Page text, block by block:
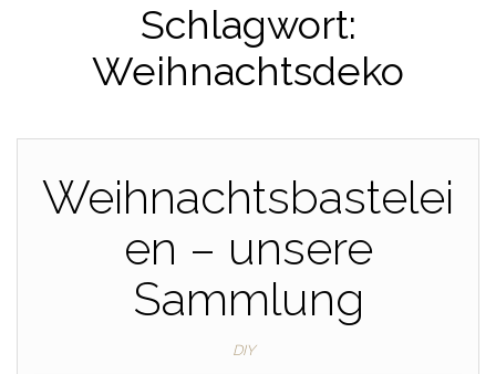
Schlagwort:
Weihnachtsdeko
Weihnachtsbastelei
en – unsere
Sammlung
DIY